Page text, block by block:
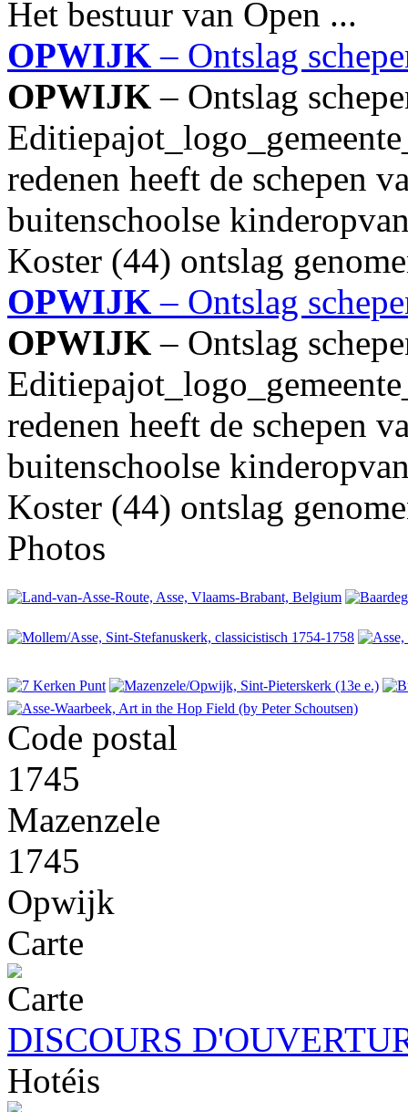
Het bestuur van Open ...
OPWIJK – Ontslag
OPWIJK – Ontslag
redenen heeft de schepen
buitenschoolse
Koster (44) ontslag
OPWIJK – Ontslag
OPWIJK – Ontslag
redenen heeft de schepen
buitenschoolse
Koster (44) ontslag
Photos
Code postal
1745
Mazenzele
1745
Opwijk
Carte
DISCOURS
Hotéis